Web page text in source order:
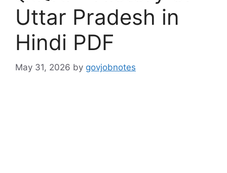
Uttar Pradesh in
Hindi PDF
May 31, 2026 by govjobnotes